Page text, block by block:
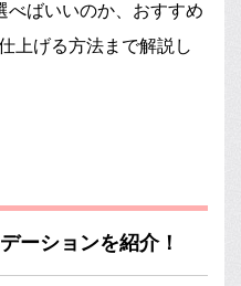
べばいいのか、おすすめ
上げる方法まで解説し
ーションを紹介！